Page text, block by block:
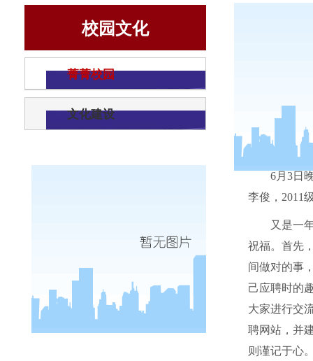
校园文化
菁菁校园
文化建设
6月 3日
李俊， 2011
又是一
祝福。首先
间做对的事
己应聘时的
大家进行交
聘网站，并
则谨记于心